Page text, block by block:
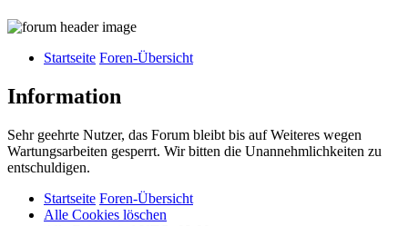
Startseite Foren-Übersicht
Information
Sehr geehrte Nutzer, das Forum bleibt bis auf Weiteres wegen
Wartungsarbeiten gesperrt. Wir bitten die Unannehmlichkeiten zu
entschuldigen.
Startseite Foren-Übersicht
Alle Cookies löschen